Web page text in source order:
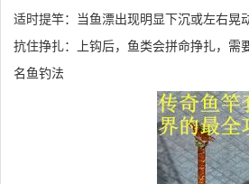
适时提竿：当鱼漂出现明显下沉或左右晃
抗住挣扎：上钩后，鱼类会拼命挣扎，需
名鱼钓法